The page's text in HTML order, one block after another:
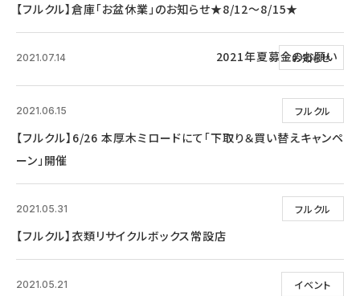
【フルクル】倉庫「お盆休業」のお知らせ★8/12～8/15★
お知らせ
2021.07.14 2021年夏募金のお願い
フルクル
2021.06.15
【フルクル】6/26 本厚木ミロードにて「下取り＆買い替えキャンペ
ーン」開催
フルクル
2021.05.31
【フルクル】衣類リサイクルボックス常設店
イベント
2021.05.21